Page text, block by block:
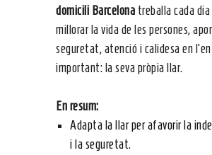
domicili Barcelona treballa cada
millorar la vida de les persones,
seguretat, atenció i calidesa en
important: la seva pròpia llar.
En resum:
Adapta la llar per afavorir la
i la seguretat.